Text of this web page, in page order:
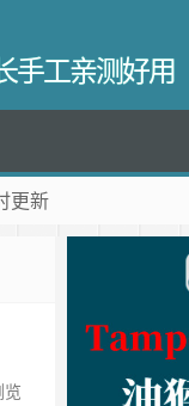
手工亲测好用
更新